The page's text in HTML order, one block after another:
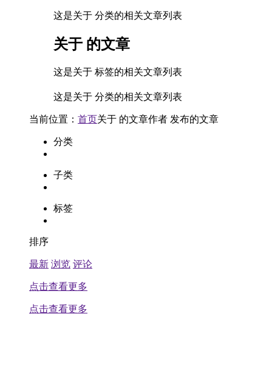
这是关于 分类的相关文章列表
关于 的文章
这是关于 标签的相关文章列表
这是关于 分类的相关文章列表
当前位置： 首页关于 的文章作者 发布的文章
分类
子类
标签
排序
最新 浏览 评论
点击查看更多
点击查看更多